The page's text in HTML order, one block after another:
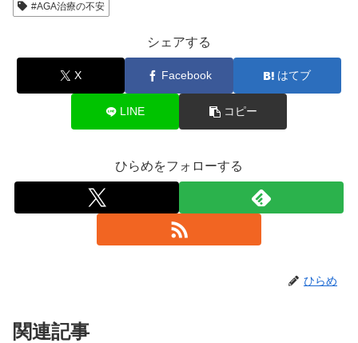
#AGA治療の不安
シェアする
X Facebook はてブ
LINE コピー
ひらめをフォローする
ひらめ
関連記事